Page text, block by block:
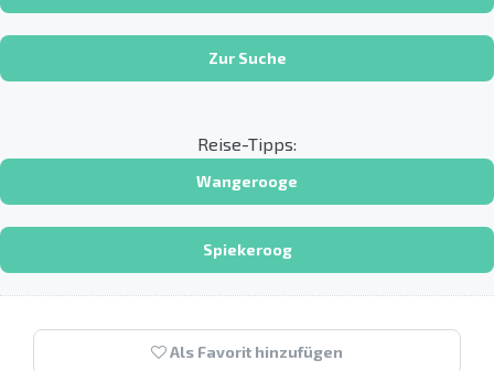
Zur Suche
Reise-Tipps:
Wangerooge
Spiekeroog
Als Favorit hinzufügen